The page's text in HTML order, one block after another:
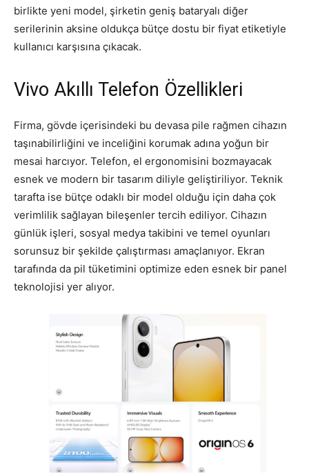
birlikte yeni model, şirketin geniş bataryalı diğer
serilerinin aksine oldukça bütçe dostu bir fiyat etiketiyle
kullanıcı karşısına çıkacak.
Vivo Akıllı Telefon Özellikleri
Firma, gövde içerisindeki bu devasa pile rağmen cihazın
taşınabilirliğini ve inceliğini korumak adına yoğun bir
mesai harcıyor. Telefon, el ergonomisini bozmayacak
esnek ve modern bir tasarım diliyle geliştiriliyor. Teknik
tarafta ise bütçe odaklı bir model olduğu için daha çok
verimlilik sağlayan bileşenler tercih ediliyor. Cihazın
günlük işleri, sosyal medya takibini ve temel oyunları
sorunsuz bir şekilde çalıştırması amaçlanıyor. Ekran
tarafında da pil tüketimini optimize eden esnek bir panel
teknolojisi yer alıyor.